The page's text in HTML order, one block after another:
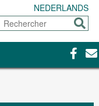
NEDERLANDS
Rechercher